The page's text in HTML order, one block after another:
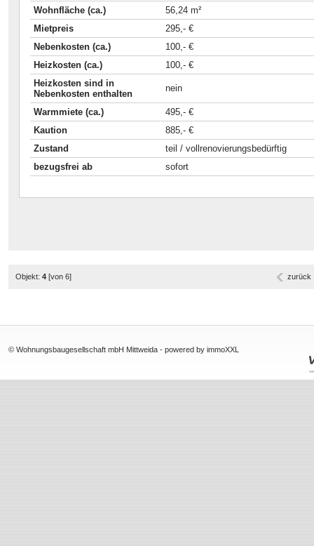
Wohnfläche (ca.)
56,24 m²
Mietpreis
295,- €
Nebenkosten (ca.)
100,- €
Heizkosten (ca.)
100,- €
Heizkosten sind in
Nebenkosten enthalten
nein
Warmmiete (ca.)
495,- €
Kaution
885,- €
Zustand
teil / vollrenovierungsbedürftig
bezugsfrei ab
sofort
Objekt: 4 [von 6] zurück
© Wohnungsbaugesellschaft mbH Mittweida -powered by immoXXL